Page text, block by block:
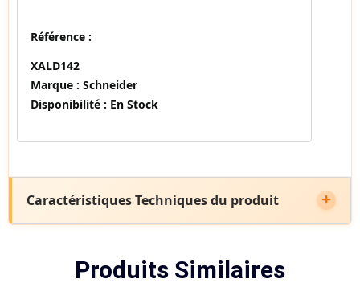
Référence :
XALD142
Marque : Schneider
Disponibilité : En Stock
Caractéristiques Techniques du produit
Produits Similaires